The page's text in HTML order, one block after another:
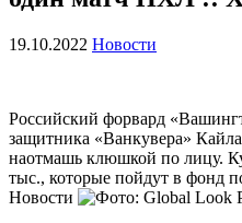
19.10.2022 Новости
Российский форвард
защитника «Ванкувера»
наотмашь клюшкой по лицу.
тыс., которые пойдут в фонд
Новости